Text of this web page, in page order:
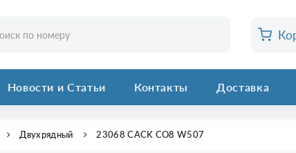
Новости и Статьи Контакты Доставка
Двухрядный 23068 CACK CO8 W507